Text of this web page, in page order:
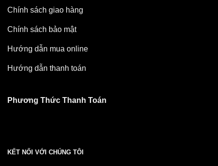
Chính sách giao hàng
Chính sách bảo mật
Hướng dẫn mua online
Hướng dẫn thanh toán
Phương Thức Thanh Toán
KẾT NỐI VỚI CHÚNG TÔI